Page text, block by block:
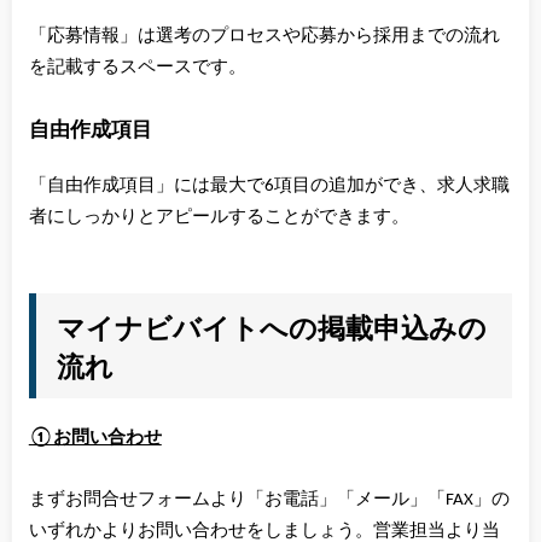
「応募情報」は選考のプロセスや応募から採用までの流れ
を記載するスペースです。
自由作成項目
「自由作成項目」には最大で6項目の追加ができ、求人求職
者にしっかりとアピールすることができます。
マイナビバイトへの掲載申込みの
流れ
①お問い合わせ
まずお問合せフォームより「お電話」「メール」「FAX」の
いずれかよりお問い合わせをしましょう。営業担当より当